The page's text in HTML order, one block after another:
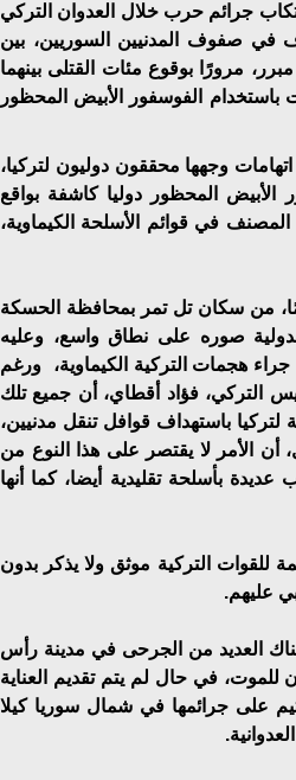
جرائم حرب خلال العدوان التركي
في صفوف المدنيين السوريين، بين
مرورًا بوقوع مئات القتلى بينهما
باستخدام الفوسفور الأبيض المحظور
وجهها محققون دوليون لتركيا،
المحظور دوليا كاشفة بواقع
في قوائم الأسلحة الكيماوية،
يدعى محمد بالغ من العمر 13 عامًا، من سكان تل تمر بمحافظة الحسكة
صوره على نطاق واسع، وعليه
هجمات التركية الكيماوية، ورغم
التركي، فؤاد أقطاي، أن جميع تلك
لتركيا باستهداف قوافل تنقل مدنيين،
أن الأمر لا يقتصر على هذا النوع من
بأسلحة تقليدية أيضا، كما أنها
للقوات التركية موثق ولا يذكر بدون
عليهم.
العديد من الجرحى في مدينة رأس
في حال لم يتم تقديم العناية
على جرائمها في شمال سوريا كيلا